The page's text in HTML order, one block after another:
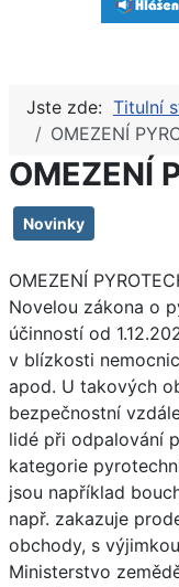
Jste zde: Titulní
OMEZENÍ
OMEZENÍ
Novinky
OMEZENÍ
Novelou zákona o
účinností od
v blízkosti
apod. U takových
bezpečnostní
lidé při odpalování
kategorie
jsou například
např. zakazuje
obchody, s
Ministerstvo